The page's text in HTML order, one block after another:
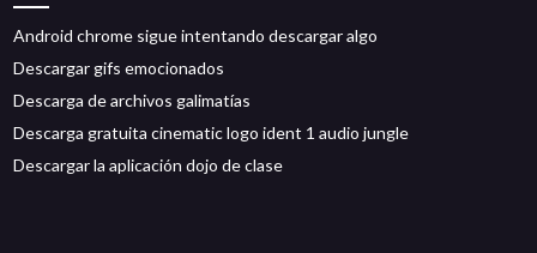
Android chrome sigue intentando descargar algo
Descargar gifs emocionados
Descarga de archivos galimatías
Descarga gratuita cinematic logo ident 1 audio jungle
Descargar la aplicación dojo de clase